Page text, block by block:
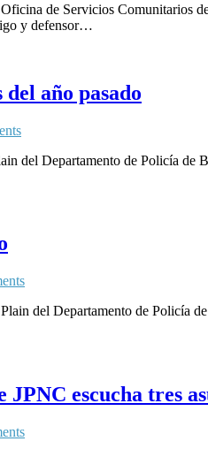
de Servicios Comunitarios
y defensor…
año pasado
del Departamento de Policía
del Departamento de Policía
JPNC escucha tres